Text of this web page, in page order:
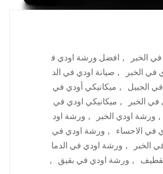
الخبر
, افضل ورشة اودي ف
في الخبر , صيانة اودي في الد
الجبيل , ميكانيكي أودي في
في الخبر , ميكانيكي اودي في
, ورشة اودي الخبر , ورشة اود
في الاحساء , ورشة اودي في
الخبر , ورشة اودي في الدما
, ورشة اودي في بقيق
,